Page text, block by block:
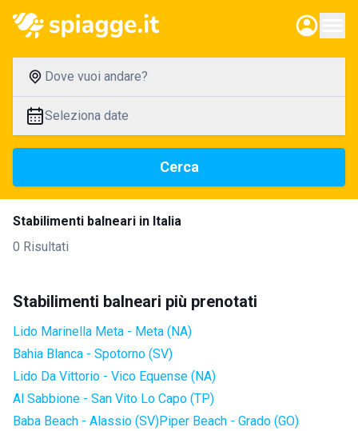
Dove vuoi andare?
Seleziona date
Cerca
Stabilimenti balneari in Italia
0 Risultati
Stabilimenti balneari più prenotati
Lido Marinella Meta - Meta (NA)
Bahia Blanca - Spotorno (SV)
Lido Da Vittorio - Vico Equense (NA)
Al Sabbione - San Vito Lo Capo (TP)
Baba Beach - Alassio (SV)Piper Beach - Grado (GO)